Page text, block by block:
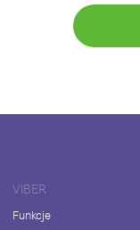
VIBER
Funkcje